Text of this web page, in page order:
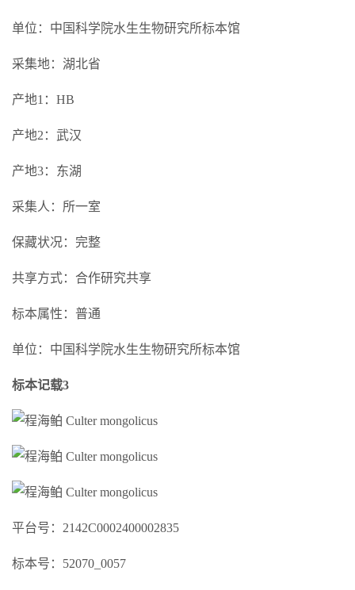
单位：中国科学院水生生物研究所标本馆
采集地：湖北省
产地1：HB
产地2：武汉
产地3：东湖
采集人：所一室
保藏状况：完整
共享方式：合作研究共享
标本属性：普通
单位：中国科学院水生生物研究所标本馆
标本记载3
平台号：2142C0002400002835
标本号：52070_0057